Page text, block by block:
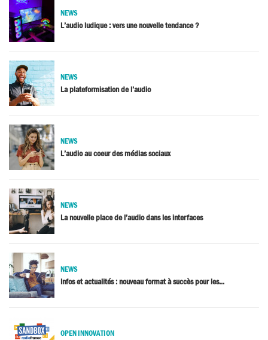
NEWS
L’audio ludique : vers une nouvelle tendance ?
NEWS
La plateformisation de l’audio
NEWS
L’audio au coeur des médias sociaux
NEWS
La nouvelle place de l’audio dans les interfaces
NEWS
Infos et actualités : nouveau format à succès pour les...
OPEN INNOVATION